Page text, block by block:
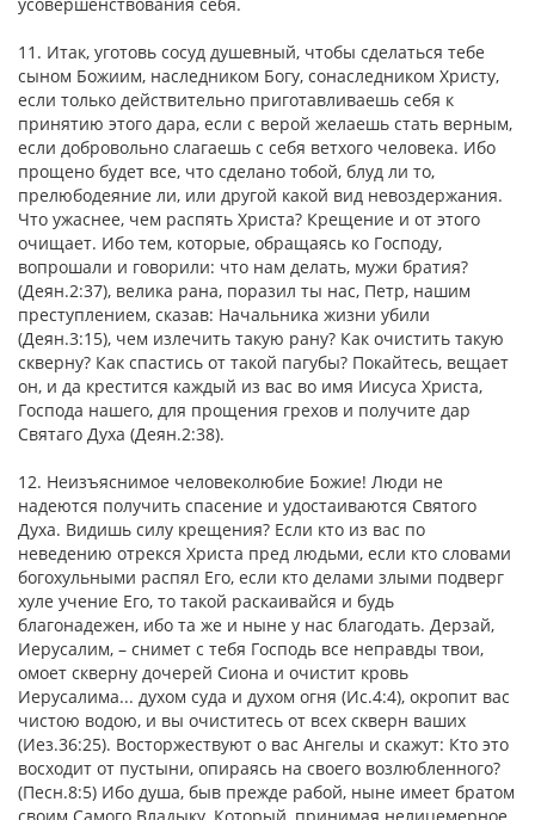
11. Итак, уготовь сосуд душевный, чтобы сделаться тебе
сыном Божиим, наследником Богу, сонаследником Христу,
если только действительно приготавливаешь себя к
принятию этого дара, если с верой желаешь стать верным,
если добровольно слагаешь с себя ветхого человека. Ибо
прощено будет все, что сделано тобой, блуд ли то,
прелюбодеяние ли, или другой какой вид невоздержания.
Что ужаснее, чем распять Христа? Крещение и от этого
очищает. Ибо тем, которые, обращаясь ко Господу,
вопрошали и говорили: что нам делать, мужи братия?
(Деян.2:37), велика рана, поразил ты нас, Петр, нашим
преступлением, сказав: Начальника жизни убили
(Деян.3:15), чем излечить такую рану? Как очистить такую
скверну? Как спастись от такой пагубы? Покайтесь, вещает
он, и да крестится каждый из вас во имя Иисуса Христа,
Господа нашего, для прощения грехов и получите дар
Святаго Духа (Деян.2:38).
12. Неизъяснимое человеколюбие Божие! Люди не
надеются получить спасение и удостаиваются Святого
Духа. Видишь силу крещения? Если кто из вас по
неведению отрекся Христа пред людьми, если кто словами
богохульными распял Его, если кто делами злыми подверг
хуле учение Его, то такой раскаивайся и будь
благонадежен, ибо та же и ныне у нас благодать. Дерзай,
Иерусалим, – снимет с тебя Господь все неправды твои,
омоет скверну дочерей Сиона и очистит кровь
Иерусалима... духом суда и духом огня (Ис.4:4), окропит вас
чистою водою, и вы очиститесь от всех скверн ваших
(Иез.36:25). Восторжествуют о вас Ангелы и скажут: Кто это
восходит от пустыни, опираясь на своего возлюбленного?
(Песн.8:5) Ибо душа, быв прежде рабой, ныне имеет братом